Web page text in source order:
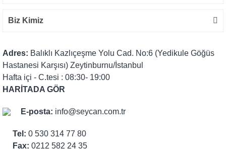
Biz Kimiz
Adres: Balıklı Kazlıçeşme Yolu Cad. No:6 (Yedikule Göğüs
Hastanesi Karşısı) Zeytinburnu/İstanbul
Hafta içi - C.tesi : 08:30- 19:00
HARİTADA GÖR
E-posta: info@seycan.com.tr
Tel: 0 530 314 77 80
Fax: 0212 582 24 35